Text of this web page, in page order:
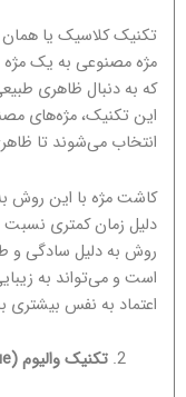
تکنیک کلاسیک یا
مژه مصنوعی به یک مژه
که به دنبال ظاهری
این تکنیک، مژه‌های
انتخاب می‌شوند تا
کاشت مژه با این روش
دلیل زمان کمتری نسبت
روش به دلیل سادگی و
است و می‌تواند به
اعتماد به نفس بیشتری
تکنیک والیوم(Volume Technique)